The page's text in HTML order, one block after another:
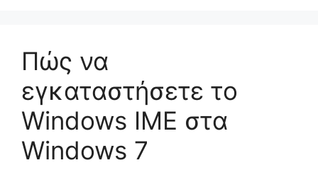
Πώς να
εγκαταστήσετε το
Windows IME στα
Windows 7